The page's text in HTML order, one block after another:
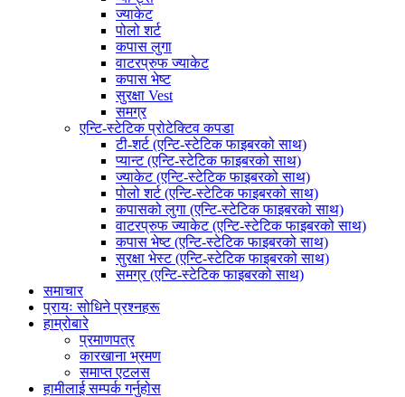
ज्याकेट
पोलो शर्ट
कपास लुगा
वाटरप्रुफ ज्याकेट
कपास भेष्ट
सुरक्षा Vest
समग्र
एन्टि-स्टेटिक प्रोटेक्टिव कपडा
टी-शर्ट (एन्टि-स्टेटिक फाइबरको साथ)
प्यान्ट (एन्टि-स्टेटिक फाइबरको साथ)
ज्याकेट (एन्टि-स्टेटिक फाइबरको साथ)
पोलो शर्ट (एन्टि-स्टेटिक फाइबरको साथ)
कपासको लुगा (एन्टि-स्टेटिक फाइबरको साथ)
वाटरप्रुफ ज्याकेट (एन्टि-स्टेटिक फाइबरको साथ)
कपास भेष्ट (एन्टि-स्टेटिक फाइबरको साथ)
सुरक्षा भेस्ट (एन्टि-स्टेटिक फाइबरको साथ)
समग्र (एन्टि-स्टेटिक फाइबरको साथ)
समाचार
प्रायः सोधिने प्रश्नहरू
हाम्रोबारे
प्रमाणपत्र
कारखाना भ्रमण
समाप्त एटलस
हामीलाई सम्पर्क गर्नुहोस